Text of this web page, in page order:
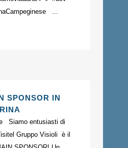
...
SPONSOR IN
Siamo entusiasti di
Gruppo Visioli è il